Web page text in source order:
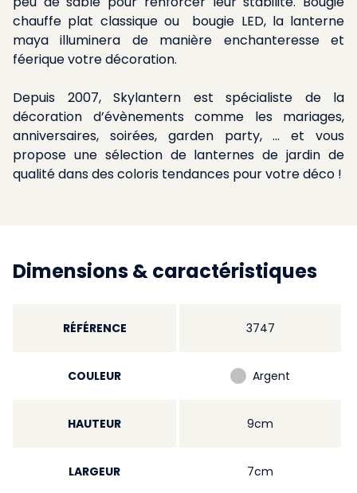
chauffe plat classique ou bougie LED, la lanterne
maya illuminera de manière enchanteresse et
féerique votre décoration.
Depuis 2007, Skylantern est spécialiste de la
décoration d’évènements comme les mariages,
anniversaires, soirées, garden party, … et vous
propose une sélection de lanternes de jardin de
qualité dans des coloris tendances pour votre déco !
Dimensions & caractéristiques
RÉFÉRENCE 3747
COULEUR Argent
HAUTEUR 9cm
LARGEUR 7cm